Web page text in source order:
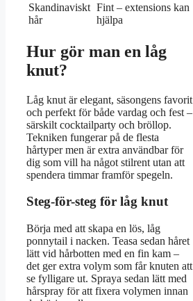
Skandinaviskt
hår
Fint – extensions kan
hjälpa
Hur gör man en låg
knut?
Låg knut är elegant, säsongens favorit
och perfekt för både vardag och fest –
särskilt cocktailparty och bröllop.
Tekniken fungerar på de flesta
hårtyper men är extra användbar för
dig som vill ha något stilrent utan att
spendera timmar framför spegeln.
Steg-för-steg för låg knut
Börja med att skapa en lös, låg
ponnytail i nacken. Teasa sedan håret
lätt vid hårbotten med en fin kam –
det ger extra volym som får knuten att
se fylligare ut. Spraya sedan lätt med
hårspray för att fixera volymen innan